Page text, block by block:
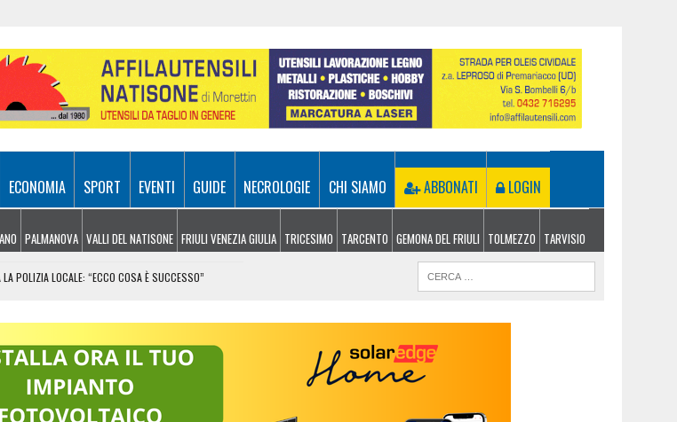
ECONOMIA SPORT EVENTI GUIDE NECROLOGIE CHI SIAMO ABBONATI LOGIN
PALMANOVA VALLI DEL NATISONE FRIULI VENEZIA GIULIA TRICESIMO TARCENTO GEMONA DEL FRIULI TOLMEZZO TARVISIO
POLIZIA LOCALE: “ECCO COSA È SUCCESSO”
IN GRUPPO
NON RISPETTATE